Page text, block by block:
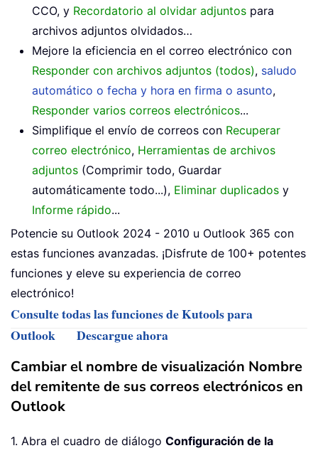
CCO, y Recordatorio al olvidar adjuntos para
archivos adjuntos olvidados…
Mejore la eficiencia en el correo electrónico con
Responder con archivos adjuntos (todos), saludo
automático o fecha y hora en firma o asunto,
Responder varios correos electrónicos...
Simplifique el envío de correos con Recuperar
correo electrónico, Herramientas de archivos
adjuntos (Comprimir todo, Guardar
automáticamente todo...), Eliminar duplicados y
Informe rápido...
Potencie su Outlook 2024 - 2010 u Outlook 365 con
estas funciones avanzadas. ¡Disfrute de 100+ potentes
funciones y eleve su experiencia de correo
electrónico!
Consulte todas las funciones de Kutools para
Outlook
Descargue ahora
Cambiar el nombre de visualización Nombre
del remitente de sus correos electrónicos en
Outlook
1. Abra el cuadro de diálogo Configuración de la